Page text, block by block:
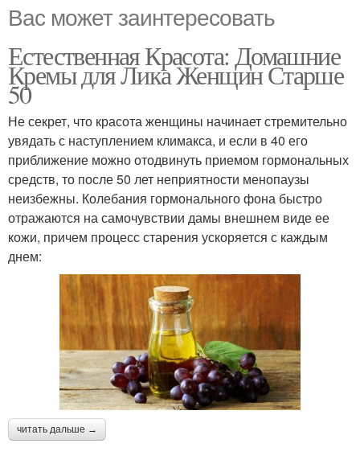
Вас может заинтересовать
Естественная Красота: Домашние
Кремы для Лика Женщин Старше
50
Не секрет, что красота женщины начинает стремительно
увядать с наступлением климакса, и если в 40 его
приближение можно отодвинуть приемом гормональных
средств, то после 50 лет неприятности менопаузы
неизбежны. Колебания гормонального фона быстро
отражаются на самочувствии дамы внешнем виде ее
кожи, причем процесс старения ускоряется с каждым
днем:
читать дальше →